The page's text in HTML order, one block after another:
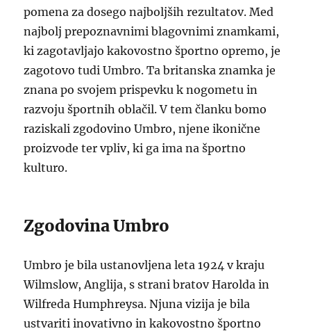
pomena za dosego najboljših rezultatov. Med
najbolj prepoznavnimi blagovnimi znamkami,
ki zagotavljajo kakovostno športno opremo, je
zagotovo tudi Umbro. Ta britanska znamka je
znana po svojem prispevku k nogometu in
razvoju športnih oblačil. V tem članku bomo
raziskali zgodovino Umbro, njene ikonične
proizvode ter vpliv, ki ga ima na športno
kulturo.
Zgodovina Umbro
Umbro je bila ustanovljena leta 1924 v kraju
Wilmslow, Anglija, s strani bratov Harolda in
Wilfreda Humphreysa. Njuna vizija je bila
ustvariti inovativno in kakovostno športno